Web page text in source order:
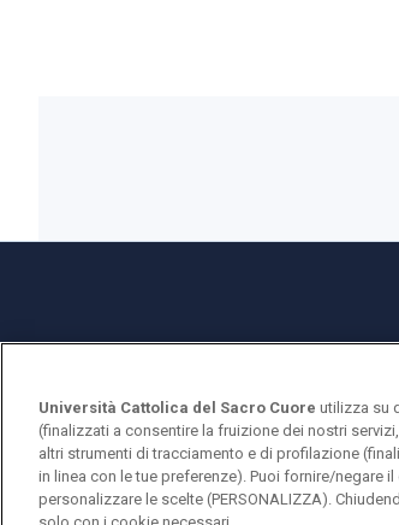
Università Cattolica del Sacro
Largo A. Gemelli, 1 - 20123
Università Cattolica del Sacro Cuore utilizza su
(finalizzati a consentire la fruizione dei nostri
altri strumenti di tracciamento e di profilazione
in linea con le tue preferenze). Puoi fornire/negare il
personalizzare le scelte (PERSONALIZZA).